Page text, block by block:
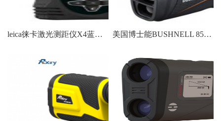
leica徕卡激光测距仪X4蓝牙150米 美国博士能BUSHNELL 850激光望远镜测距仪